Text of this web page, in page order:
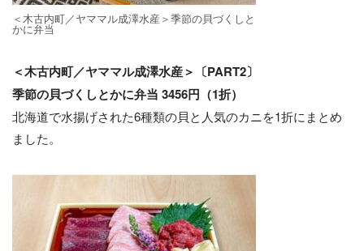
＜⽊古内町／ヤママル成澤⽔産＞季節の⾙づくしと
かに弁当
＜⽊古内町／ヤママル成澤⽔産＞〔PART2〕
季節の⾙づくしとかに弁当 3456円（1折）
北海道で⽔揚げされた6種類の⾙と⼈気のカニを1折にまとめ
ました。